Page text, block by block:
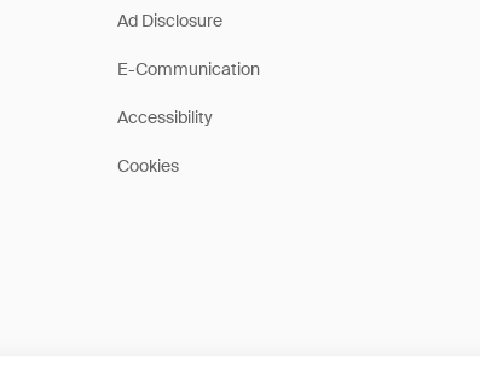
Ad Disclosure
E-Communication
Accessibility
Cookies